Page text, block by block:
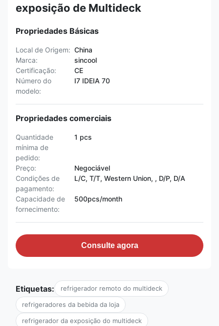
exposição de Multideck
Propriedades Básicas
Local de Origem: China
Marca:
sincool
Certificação:
CE
Número do
modelo:
I7 IDEIA 70
Propriedades comerciais
Quantidade
mínima de
pedido:
1 pcs
Preço:
Negociável
Condições de
pagamento:
L/C, T/T, Western Union, , D/P, D/A
Capacidade de
fornecimento:
500pcs/month
Consulte agora
Etiquetas: refrigerador remoto do multideck
refrigeradores da bebida da loja
refrigerador da exposição do multideck